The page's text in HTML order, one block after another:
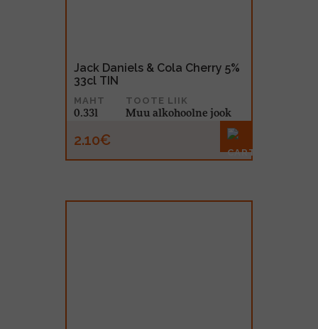
Jack Daniels & Cola Cherry 5%
33cl TIN
MAHT
0.33l
TOOTE LIIK
Muu alkohoolne jook
2.10€